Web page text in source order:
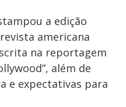
a edição
americana
na reportagem
além de
e expectativas para